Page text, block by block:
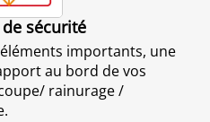
sécurité
importants, une
au bord de vos
rainurage /